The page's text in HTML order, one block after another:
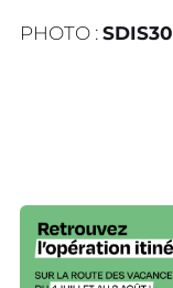
PHOTO : SDIS30